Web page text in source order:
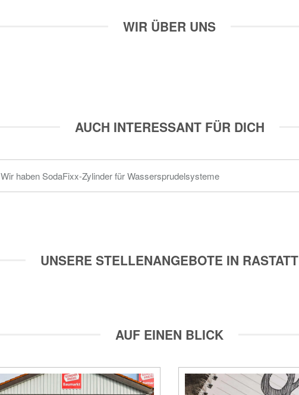
WIR ÜBER UNS
AUCH INTERESSANT FÜR DICH
Wir haben SodaFixx-Zylinder für Wassersprudelsysteme
UNSERE STELLENANGEBOTE IN RASTATT
AUF EINEN BLICK